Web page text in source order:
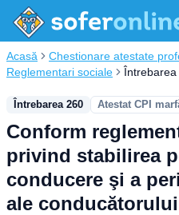
Acasă Chestionare atestate
Reglementari sociale
Întrebarea 260 Atestat CPI
Conform
privind stabilirea
conducere şi a
ale